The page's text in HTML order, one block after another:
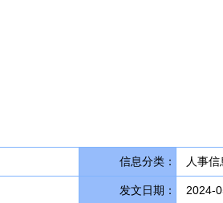
信息分类： 人事
发文日期： 2024-